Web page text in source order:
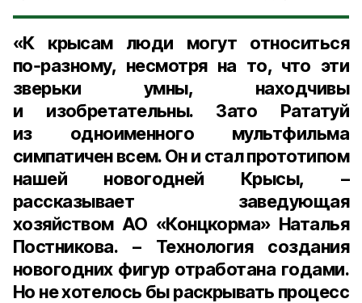
«К крысам люди могут относиться
по‑разному, несмотря на то, что эти
зверьки умны, находчивы
и изобретательны. Зато Рататуй
из одноименного мультфильма
симпатичен всем. Он и стал прототипом
нашей новогодней Крысы, –
рассказывает заведующая
хозяйством АО «Концкорма» Наталья
Постникова. – Технология создания
новогодних фигур отработана годами.
Но не хотелось бы раскрывать процесс